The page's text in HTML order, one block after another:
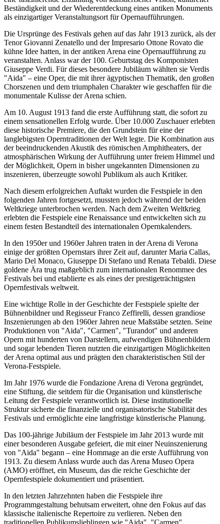
Beständigkeit und der Wiederentdeckung eines antiken Monuments
als einzigartiger Veranstaltungsort für Opernaufführungen.
Die Ursprünge des Festivals gehen auf das Jahr 1913 zurück, als der
Tenor Giovanni Zenatello und der Impresario Ottone Rovato die
kühne Idee hatten, in der antiken Arena eine Opernaufführung zu
veranstalten. Anlass war der 100. Geburtstag des Komponisten
Giuseppe Verdi. Für dieses besondere Jubiläum wählten sie Verdis
"Aida" – eine Oper, die mit ihrer ägyptischen Thematik, den großen
Chorszenen und dem triumphalen Charakter wie geschaffen für die
monumentale Kulisse der Arena schien.
Am 10. August 1913 fand die erste Aufführung statt, die sofort zu
einem sensationellen Erfolg wurde. Über 10.000 Zuschauer erlebten
diese historische Premiere, die den Grundstein für eine der
langlebigsten Operntraditionen der Welt legte. Die Kombination aus
der beeindruckenden Akustik des römischen Amphitheaters, der
atmosphärischen Wirkung der Aufführung unter freiem Himmel und
der Möglichkeit, Opern in bisher ungekannten Dimensionen zu
inszenieren, überzeugte sowohl Publikum als auch Kritiker.
Nach diesem erfolgreichen Auftakt wurden die Festspiele in den
folgenden Jahren fortgesetzt, mussten jedoch während der beiden
Weltkriege unterbrochen werden. Nach dem Zweiten Weltkrieg
erlebten die Festspiele eine Renaissance und entwickelten sich zu
einem festen Bestandteil des internationalen Opernkalenders.
In den 1950er und 1960er Jahren traten in der Arena di Verona
einige der größten Opernstars ihrer Zeit auf, darunter Maria Callas,
Mario Del Monaco, Giuseppe Di Stefano und Renata Tebaldi. Diese
goldene Ära trug maßgeblich zum internationalen Renommee des
Festivals bei und etablierte es als eines der prestigeträchtigsten
Opernfestivals weltweit.
Eine wichtige Rolle in der Geschichte der Festspiele spielte der
Bühnenbildner und Regisseur Franco Zeffirelli, dessen grandiose
Inszenierungen ab den 1960er Jahren neue Maßstäbe setzten. Seine
Produktionen von "Aida", "Carmen", "Turandot" und anderen
Opern mit hunderten von Darstellern, aufwendigen Bühnenbildern
und sogar lebenden Tieren nutzten die einzigartigen Möglichkeiten
der Arena optimal aus und prägten den charakteristischen Stil der
Verona-Festspiele.
Im Jahr 1976 wurde die Fondazione Arena di Verona gegründet,
eine Stiftung, die seitdem für die Organisation und künstlerische
Leitung der Festspiele verantwortlich ist. Diese institutionelle
Struktur sicherte die finanzielle und organisatorische Stabilität des
Festivals und ermöglichte eine langfristige künstlerische Planung.
Das 100-jährige Jubiläum der Festspiele im Jahr 2013 wurde mit
einer besonderen Ausgabe gefeiert, die mit einer Neuinszenierung
von "Aida" begann – eine Hommage an die erste Aufführung von
1913. Zu diesem Anlass wurde auch das Arena Museo Opera
(AMO) eröffnet, ein Museum, das die reiche Geschichte der
Opernfestspiele dokumentiert und präsentiert.
In den letzten Jahrzehnten haben die Festspiele ihre
Programmgestaltung behutsam erweitert, ohne den Fokus auf das
klassische italienische Repertoire zu verlieren. Neben den
traditionellen Publikumslieblingen wie "Aida", "Carmen",